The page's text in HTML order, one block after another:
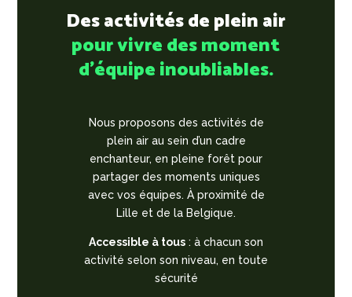
Des activités de plein air
pour vivre des moment
d’équipe inoubliables.
Nous proposons des activités de
plein air au sein d’un cadre
enchanteur, en pleine forêt pour
partager des moments uniques
avec vos équipes. À proximité de
Lille et de la Belgique.
Accessible à tous : à chacun son
activité selon son niveau, en toute
sécurité